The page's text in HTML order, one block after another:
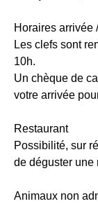
Clusaz
&
Grand
Bornand
•
pistes
de
luges
St
Horaires arrivée
Les clefs sont
10h.
Un chèque de
votre arrivée
Restaurant
Possibilité, sur
de déguster une
Animaux non